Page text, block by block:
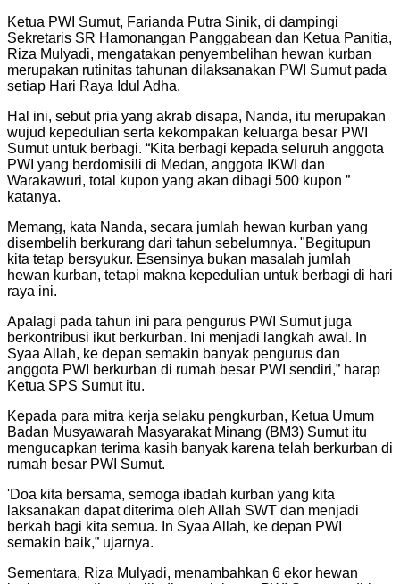
Ketua PWI Sumut, Farianda Putra Sinik, di dampingi
Sekretaris SR Hamonangan Panggabean dan Ketua Panitia,
Riza Mulyadi, mengatakan penyembelihan hewan kurban
merupakan rutinitas tahunan dilaksanakan PWI Sumut pada
setiap Hari Raya Idul Adha.
Hal ini, sebut pria yang akrab disapa, Nanda, itu merupakan
wujud kepedulian serta kekompakan keluarga besar PWI
Sumut untuk berbagi. “Kita berbagi kepada seluruh anggota
PWI yang berdomisili di Medan, anggota IKWI dan
Warakawuri, total kupon yang akan dibagi 500 kupon ”
katanya.
Memang, kata Nanda, secara jumlah hewan kurban yang
disembelih berkurang dari tahun sebelumnya. "Begitupun
kita tetap bersyukur. Esensinya bukan masalah jumlah
hewan kurban, tetapi makna kepedulian untuk berbagi di hari
raya ini.
Apalagi pada tahun ini para pengurus PWI Sumut juga
berkontribusi ikut berkurban. Ini menjadi langkah awal. In
Syaa Allah, ke depan semakin banyak pengurus dan
anggota PWI berkurban di rumah besar PWI sendiri,” harap
Ketua SPS Sumut itu.
Kepada para mitra kerja selaku pengkurban, Ketua Umum
Badan Musyawarah Masyarakat Minang (BM3) Sumut itu
mengucapkan terima kasih banyak karena telah berkurban di
rumah besar PWI Sumut.
'Doa kita bersama, semoga ibadah kurban yang kita
laksanakan dapat diterima oleh Allah SWT dan menjadi
berkah bagi kita semua. In Syaa Allah, ke depan PWI
semakin baik,” ujarnya.
Sementara, Riza Mulyadi, menambahkan 6 ekor hewan